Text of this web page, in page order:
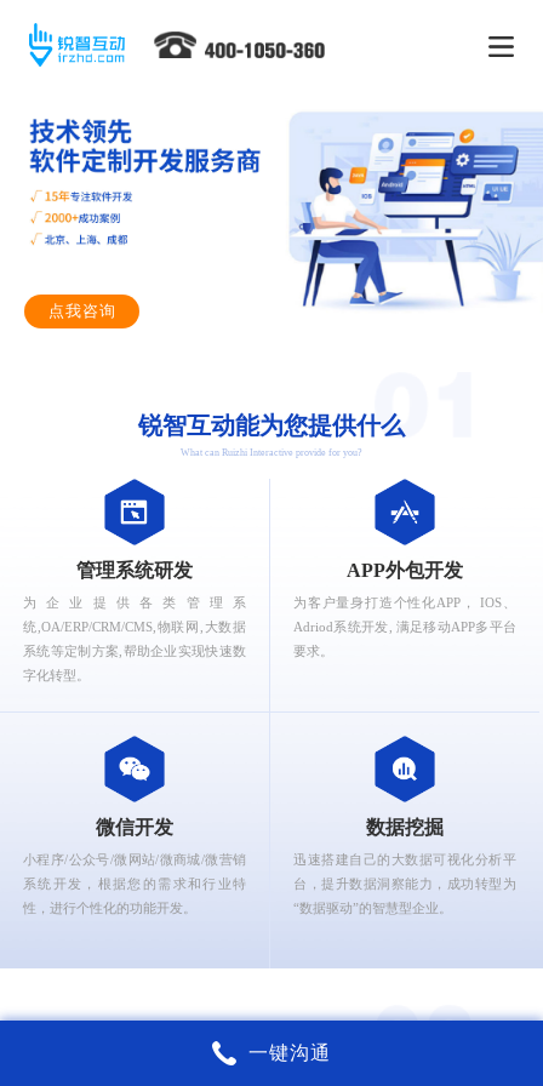
点我咨询
锐智互动能为您提供什么
What can Ruizhi Interactive provide for you?
管理系统研发
为企业提供各类管理系
统,OA/ERP/CRM/CMS,物联网,大数据
系统等定制方案,帮助企业实现快速数
字化转型。
APP外包开发
为客户量身打造个性化APP， IOS、
Adriod系统开发, 满足移动APP多平台
要求。
微信开发
小程序/公众号/微网站/微商城/微营销
系统开发，根据您的需求和行业特
性，进行个性化的功能开发。
数据挖掘
迅速搭建自己的大数据可视化分析平
台，提升数据洞察能力，成功转型为
“数据驱动”的智慧型企业。
锐智互动核心能力
一键沟通